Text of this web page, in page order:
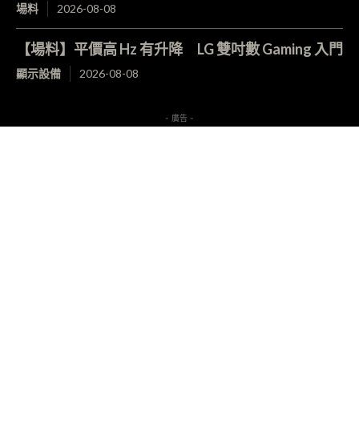
場料 2026-08-08
【場料】平價高 Hz 有升降 LG 雙吋數 Gaming 入門
顯示設備 2026-08-08
- 廣告 -